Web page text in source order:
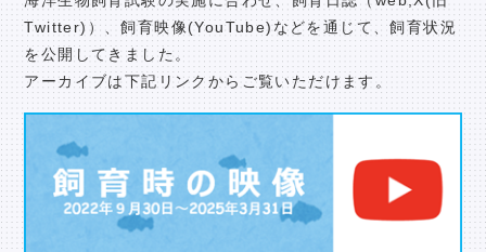
Twitter)）、飼育映像(YouTube)などを通じて、飼育状況
を公開してきました。
アーカイブは下記リンクからご覧いただけます。